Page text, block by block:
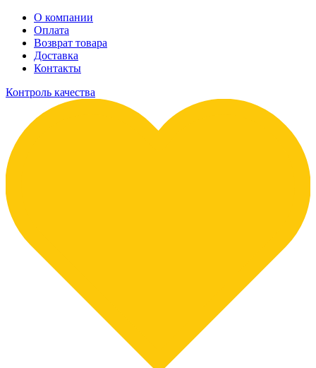
О компании
Оплата
Возврат товара
Доставка
Контакты
Контроль качества